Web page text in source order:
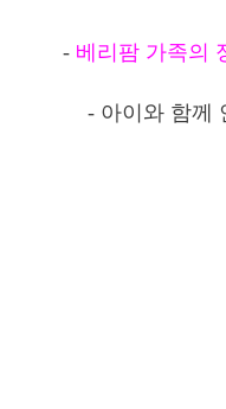
- 베리팜 가족의
- 아이와 함께